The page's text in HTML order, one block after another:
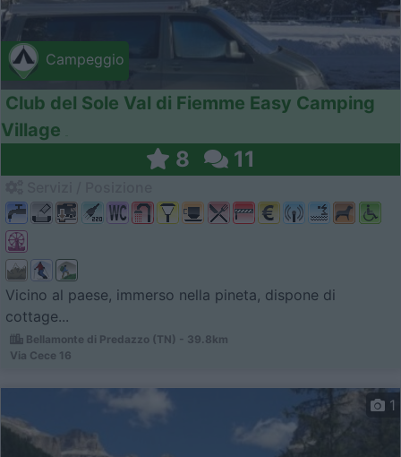
Campeggio
Club del Sole Val di Fiemme Easy Camping
Village
8 11
Vicino al paese, immerso nella pineta, dispone di
cottage...
Bellamonte di Predazzo (TN) - 39.8km
Via Cece 16
1